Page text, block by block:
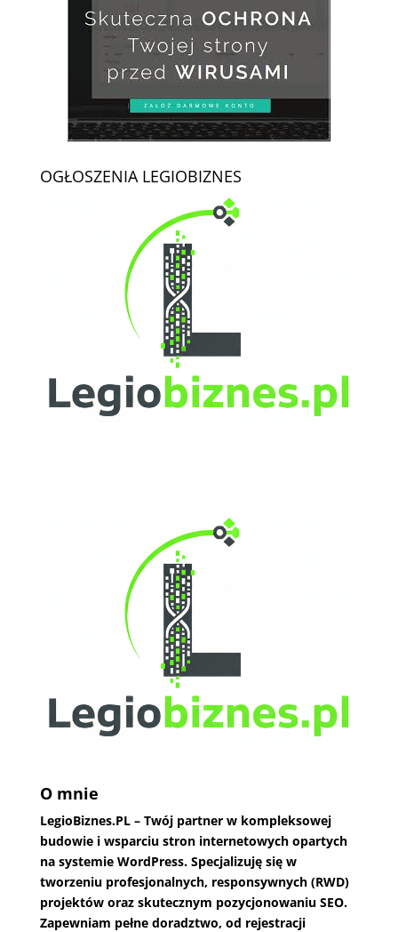
OGŁOSZENIA LEGIOBIZNES
O mnie
LegioBiznes.PL– Twój partner w kompleksowej
budowie i wsparciu stron internetowych opartych
na systemie WordPress. Specjalizuję się w
tworzeniu profesjonalnych, responsywnych (RWD)
projektów oraz skutecznym pozycjonowaniu SEO.
Zapewniam pełne doradztwo, od rejestracji